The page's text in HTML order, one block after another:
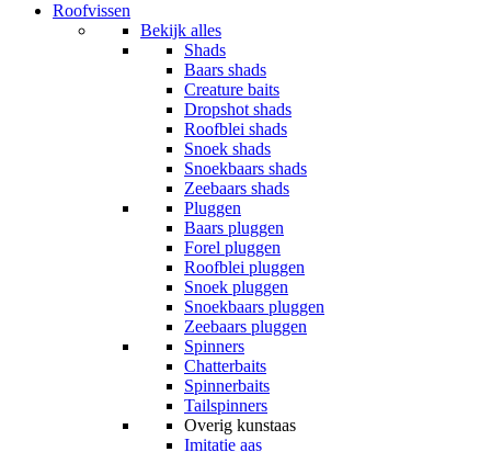
Roofvissen
Bekijk alles
Shads
Baars shads
Creature baits
Dropshot shads
Roofblei shads
Snoek shads
Snoekbaars shads
Zeebaars shads
Pluggen
Baars pluggen
Forel pluggen
Roofblei pluggen
Snoek pluggen
Snoekbaars pluggen
Zeebaars pluggen
Spinners
Chatterbaits
Spinnerbaits
Tailspinners
Overig kunstaas
Imitatie aas